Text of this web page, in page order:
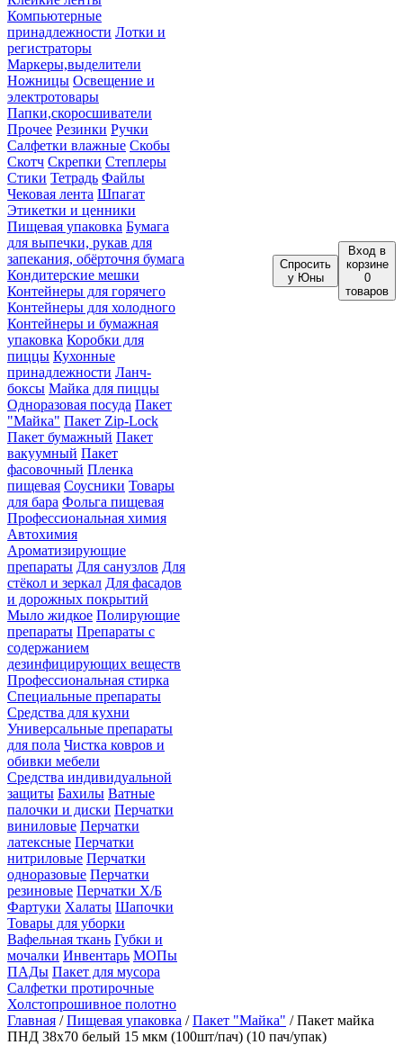
Компьютерные
принадлежности Лотки и
регистраторы
Маркеры,выделители
Ножницы Освещение и
электротовары
Папки,скоросшиватели
Прочее Резинки Ручки
Салфетки влажные Скобы
Скотч Скрепки Степлеры
Стики Тетрадь Файлы
Чековая лента Шпагат
Этикетки и ценники
Пищевая упаковка Бумага
для выпечки, рукав для
запекания, обёрточня бумага
Кондитерские мешки
Контейнеры для горячего
Контейнеры для холодного
Контейнеры и бумажная
упаковка Коробки для
пиццы Кухонные
принадлежности Ланч-
боксы Майка для пиццы
Одноразовая посуда Пакет
"Майка" Пакет Zip-Lock
Пакет бумажный Пакет
вакуумный Пакет
фасовочный Пленка
пищевая Соусники Товары
для бара Фольга пищевая
Профессиональная химия
Автохимия
Ароматизирующие
препараты Для санузлов Для
стёкол и зеркал Для фасадов
и дорожных покрытий
Мыло жидкое Полирующие
препараты Препараты с
содержанием
дезинфицирующих веществ
Профессиональная стирка
Специальные препараты
Средства для кухни
Универсальные препараты
для пола Чистка ковров и
обивки мебели
Средства индивидуальной
защиты Бахилы Ватные
палочки и диски Перчатки
виниловые Перчатки
латексные Перчатки
нитриловые Перчатки
одноразовые Перчатки
резиновые Перчатки Х/Б
Фартуки Халаты Шапочки
Товары для уборки
Вафельная ткань Губки и
мочалки Инвентарь МОПы
ПАДы Пакет для мусора
Салфетки протирочные
Холстопрошивное полотно
Спросить
у Юны
Вход в
корзине
0
товаров
Главная /Пищевая упаковка /Пакет "Майка" / Пакет майка
ПНД 38х70 белый 15 мкм (100шт/пач) (10 пач/упак)